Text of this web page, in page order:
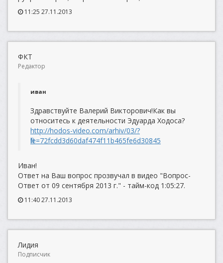
11:25 27.11.2013
ФКТ
Редактор
иван
Здравствуйте Валерий Викторович!Как вы
относитесь к деятельности Эдуарда Ходоса?
http://hodos-video.com/arhiv/03/?
file=72fcdd3d60daf474f11b465fe6d30845
Иван!
Ответ на Ваш вопрос прозвучал в видео "Вопрос-
Ответ от 09 сентября 2013 г." - тайм-код 1:05:27.
11:40 27.11.2013
Лидия
Подписчик